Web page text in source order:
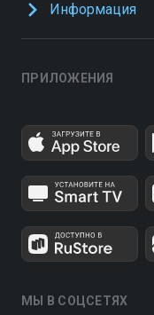
Информация
ПРИЛОЖЕНИЯ
МЫ В СОЦСЕТЯХ